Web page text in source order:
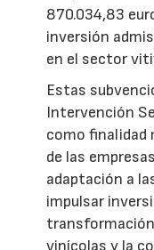
870.034,83
inversión
en el sector
Estas
Intervención
como finalidad
de las
adaptación a
impulsar